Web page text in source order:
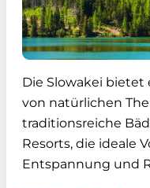
Die Slowakei bietet
von natürlichen
traditionsreiche
Resorts, die ideale
Entspannung und